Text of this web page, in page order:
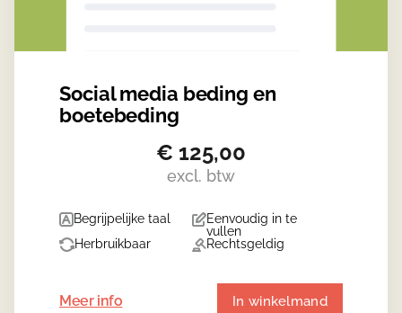
Social media beding en
boetebeding
€ 125,00
excl. btw
Begrijpelijke taal
Eenvoudig in te
vullen
Herbruikbaar
Rechtsgeldig
Meer info In winkelmand